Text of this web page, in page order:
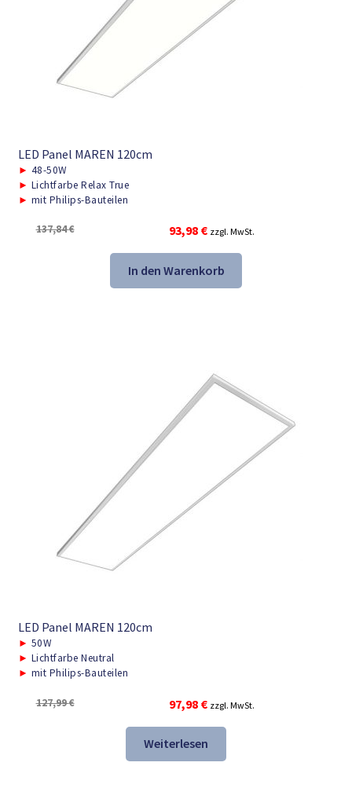
LED Panel MAREN 120cm
► 48-50W
► Lichtfarbe Relax True
► mit Philips-Bauteilen
137,84€
Ursprünglicher
Preis
war:
137,84 €
93,98 €Aktueller
Preis
ist:
93,98 €.
zzgl. MwSt.
In den Warenkorb
LED Panel MAREN 120cm
► 50W
► Lichtfarbe Neutral
► mit Philips-Bauteilen
127,99€
Ursprünglicher
war:
127,99 €
97,98 €Aktueller
ist:
97,98 €.
zzgl. MwSt.
Weiterlesen